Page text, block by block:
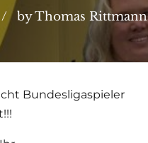
by Thomas Rittmann
Bundesligaspieler